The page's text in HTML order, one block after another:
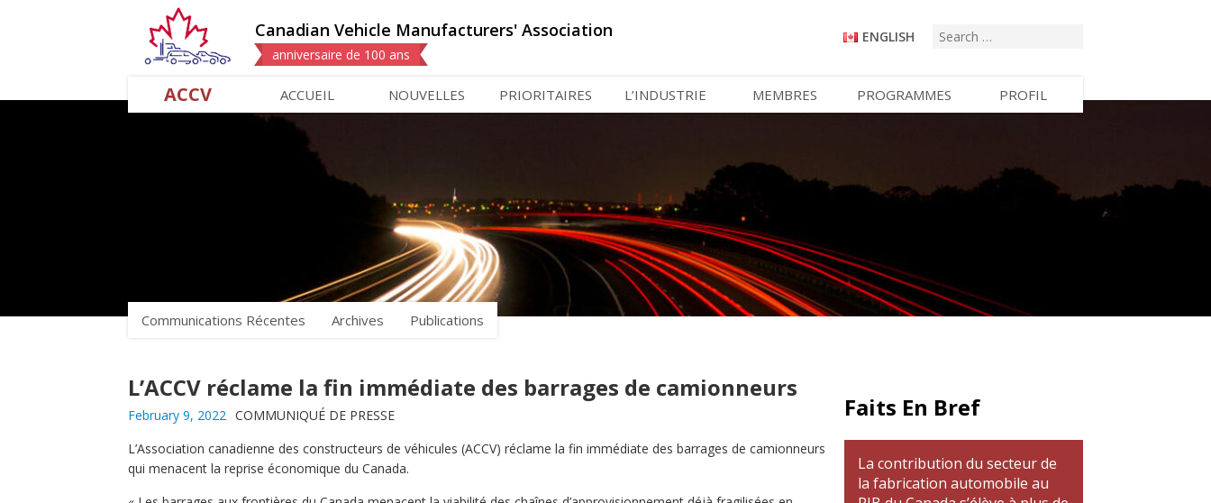
Canadian Vehicle Manufacturers' Association
anniversaire de 100 ans
ENGLISH
ACCV ACCUEIL NOUVELLES PRIORITAIRES L’INDUSTRIE MEMBRES PROGRAMMES PROFIL
Communications Récentes Archives Publications
L’ACCV réclame la fin immédiate des barrages de camionneurs
February 9, 2022 COMMUNIQUÉ DE PRESSE
L’Association canadienne des constructeurs de véhicules (ACCV) réclame la fin immédiate des barrages de camionneurs
qui menacent la reprise économique du Canada.
Faits En Bref
La contribution du secteur de
la fabrication automobile au